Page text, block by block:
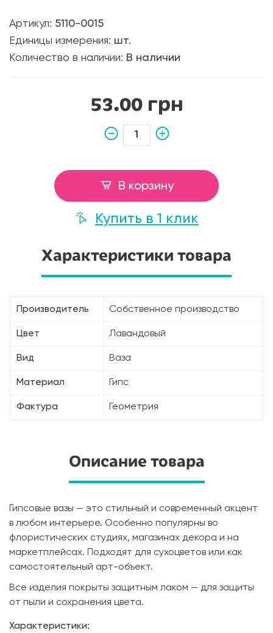
Артикул: 5110-0015
Единицы измерения: шт.
Количество в наличии: В наличии
53.00 грн
В корзину
Купить в 1 клик
Характеристики товара
Производитель Собственное производство
Цвет Лавандовый
Вид Ваза
Материал Гипс
Фактура Геометрия
Описание товара
Гипсовые вазы — это стильный и современный акцент
в любом интерьере. Особенно популярны во
флористических студиях, магазинах декора и на
маркетплейсах. Подходят для сухоцветов или как
самостоятельный арт-объект.
Все изделия покрыты защитным лаком — для защиты
от пыли и сохранения цвета.
Характеристики: